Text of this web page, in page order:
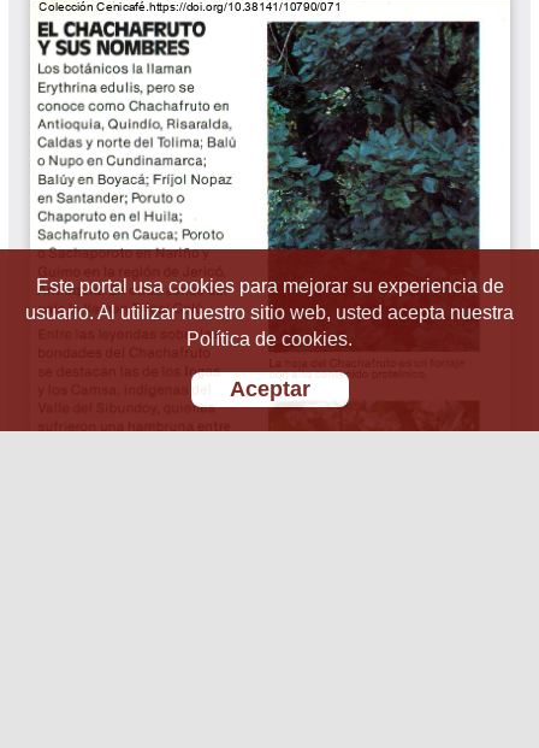
Este portal usa cookies para mejorar su experiencia de
usuario. Al utilizar nuestro sitio web, usted acepta nuestra
Política de cookies.
Aceptar